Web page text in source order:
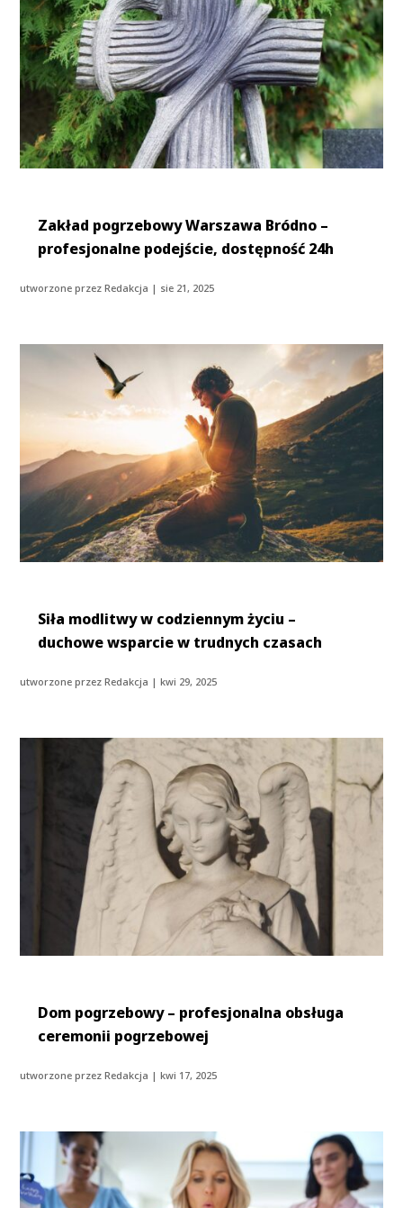
Zakład pogrzebowy Warszawa Bródno –
profesjonalne podejście, dostępność 24h
utworzone przezRedakcja | sie 21, 2025
Siła modlitwy w codziennym życiu –
duchowe wsparcie w trudnych czasach
utworzone przezRedakcja |kwi 29, 2025
Dom pogrzebowy – profesjonalna obsługa
ceremonii pogrzebowej
utworzone przezRedakcja |kwi 17, 2025